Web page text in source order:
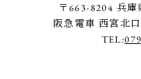
〒663-8204 兵
阪急電車 西宮北
TEL: